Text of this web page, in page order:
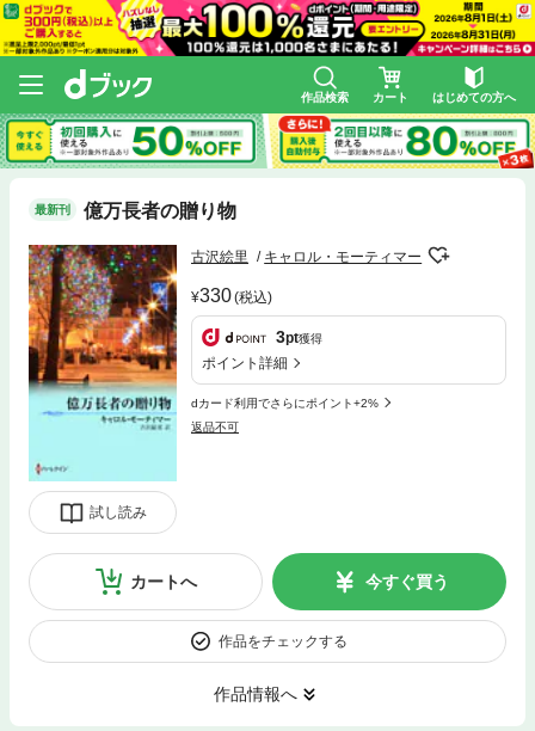
作品検索 カート はじめての方へ
最新刊 億万長者の贈り物
試し読み
古沢絵里 キャロル・モーティマー
330(税込)
3pt獲得
ポイント詳細
dカード利用でさらにポイント+2%
返品不可
カートへ 今すぐ買う
作品をチェックする
作品情報へ